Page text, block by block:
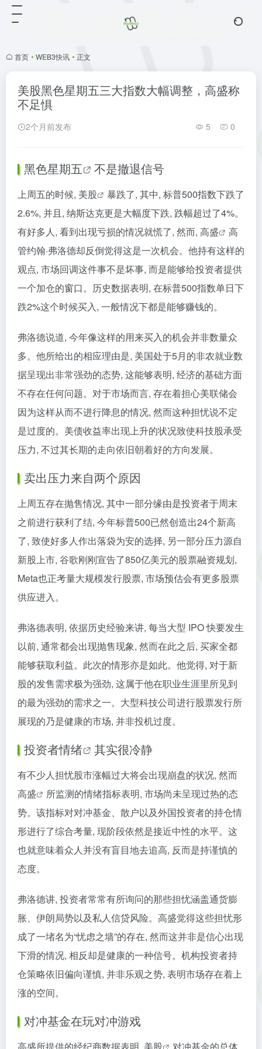
首页 • WEB3快讯 • 正文
美股黑色星期五三大指数大幅调整，高盛称
不足惧
2个月前发布 5 0
黑色星期五 不是撤退信号
上周五的时候, 美股
暴跌了, 其中, 标普500指数下跌了
2.6%, 并且, 纳斯达克更是大幅度下跌, 跌幅超过了4%。
有好多人, 看到出现亏损的情况就慌了, 然而, 高盛
高
管约翰·弗洛德却反倒觉得这是一次机会。他持有这样的
观点, 市场回调这件事不是坏事, 而是能够给投资者提供
一个加仓的窗口。历史数据表明, 在标普500指数单日下
跌2%这个时候买入, 一般情况下都是能够赚钱的。
弗洛德说道, 今年像这样的用来买入的机会并非数量众
多。他所给出的相应理由是, 美国处于5月的非农就业数
据呈现出非常强劲的态势, 这能够表明, 经济的基础方面
不存在任何问题。对于市场而言, 存在着担心美联储会
因为这样从而不进行降息的情况, 然而这种担忧说不定
是过度的。美债收益率出现上升的状况致使科技股承受
压力, 不过其长期的走向依旧朝着好的方向发展。
卖出压力来自两个原因
上周五存在抛售情况, 其中一部分缘由是投资者于周末
之前进行获利了结, 今年标普500已然创造出24个新高
了, 致使好多人作出落袋为安的选择, 另一部分压力源自
新股上市, 谷歌刚刚宣告了850亿美元的股票融资规划,
Meta也正考量大规模发行股票, 市场预估会有更多股票
供应进入。
弗洛德表明, 依据历史经验来讲, 每当大型 IPO 快要发生
以前, 通常都会出现抛售现象, 然而在此之后, 买家全都
能够获取利益。此次的情形亦是如此。他觉得, 对于新
股的发售需求极为强劲, 这属于他在职业生涯里所见到
的最为强劲的需求之一。大型科技公司进行股票发行所
展现的乃是健康的市场, 并非投机过度。
投资者情绪 其实很冷静
有不少人担忧股市涨幅过大将会出现崩盘的状况, 然而
高盛
所监测的情绪指标表明, 市场尚未呈现过热的态
势。该指标对对冲基金、散户以及外国投资者的持仓情
形进行了综合考量, 现阶段依然是接近中性的水平。这
也就意味着众人并没有盲目地去追高, 反而是持谨慎的
态度。
弗洛德讲, 投资者常常有所询问的那些担忧涵盖通货膨
胀、伊朗局势以及私人信贷风险。高盛觉得这些担忧形
成了一堵名为“忧虑之墙”的存在, 然而这并非是信心出现
下滑的情况, 相反却是健康的一种信号。机构投资者持
仓策略依旧偏向谨慎, 并非乐观之势, 表明市场存在着上
涨的空间。
对冲基金在玩对冲游戏